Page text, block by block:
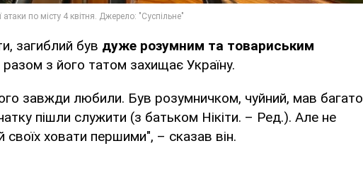
загиблий був дуже розумним та товариським
разом з його татом захищає Україну.
завжди любили. Був розумничком, чуйний, мав багато
пішли служити (з батьком Нікіти. – Ред.). Але не
ховати першими", – сказав він.